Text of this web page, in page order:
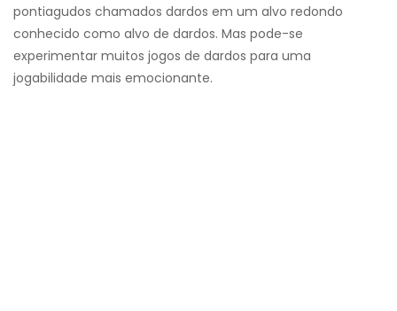
pontiagudos chamados dardos em um alvo redondo
conhecido como alvo de dardos. Mas pode-se
experimentar muitos jogos de dardos para uma
jogabilidade mais emocionante.